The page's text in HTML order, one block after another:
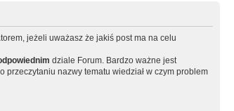
jeżeli uważasz że jakiś post ma na celu
dziale Forum. Bardzo ważne jest
nazwy tematu wiedział w czym problem